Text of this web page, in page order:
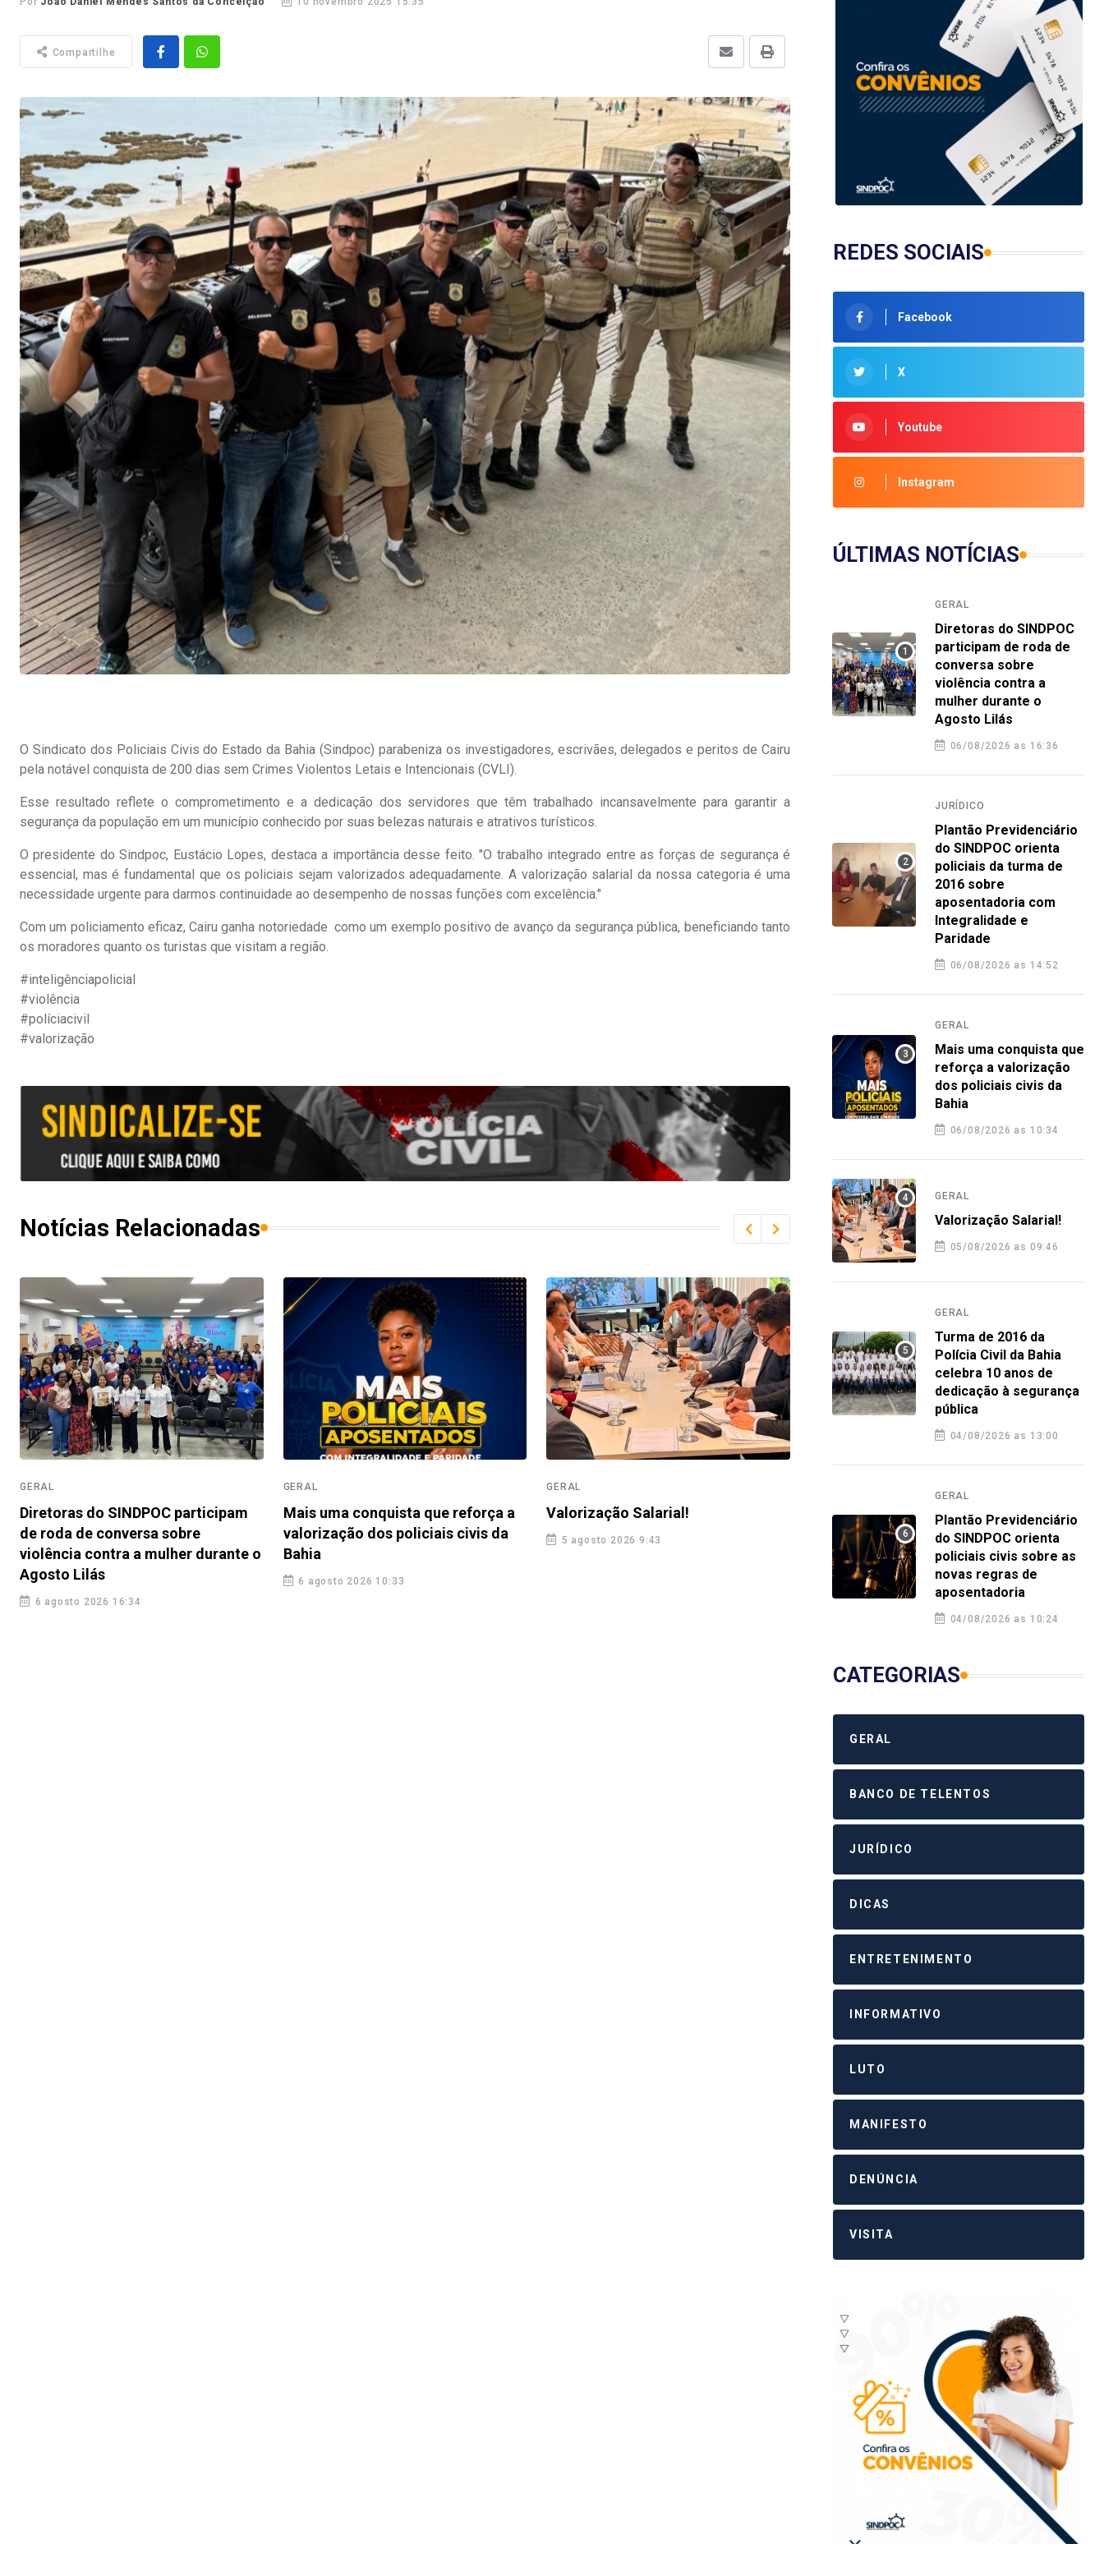
Compartilhe
O Sindicato dos Policiais Civis do Estado da Bahia (Sindpoc) parabeniza os investigadores, escrivães, delegados e peritos de Cairu
pela notável conquista de 200 dias sem Crimes Violentos Letais e Intencionais (CVLI).
Esse resultado reflete o comprometimento e a dedicação dos servidores que têm trabalhado incansavelmente para garantir a
segurança da população em um município conhecido por suas belezas naturais e atrativos turísticos.
O presidente do Sindpoc, Eustácio Lopes, destaca a importância desse feito. "O trabalho integrado entre as forças de segurança é
essencial, mas é fundamental que os policiais sejam valorizados adequadamente. A valorização salarial da nossa categoria é uma
necessidade urgente para darmos continuidade ao desempenho de nossas funções com excelência."
Com um policiamento eficaz, Cairu ganha notoriedade como um exemplo positivo de avanço da segurança pública, beneficiando tanto
os moradores quanto os turistas que visitam a região.
#inteligênciapolicial
#violência
#políciacivil
#valorização
Notícias Relacionadas
GERAL
Diretoras do SINDPOC participam
de roda de conversa sobre
violência contra a mulher durante o
Agosto Lilás
6 agosto 2026 16:34
GERAL
Mais uma conquista que reforça a
valorização dos policiais civis da
Bahia
6 agosto 2026 10:33
GERAL
Valorização Salarial!
5 agosto 2026 9:43
Turma de 2016 da Polícia Civil da
Bahia celebra 10 anos de
dedicação à segurança pública
4 agosto 2026 12:58
REDES SOCIAIS
Facebook
X
Youtube
Instagram
ÚLTIMAS NOTÍCIAS
GERAL
Diretoras do SINDPOC
participam de roda de
conversa sobre
violência contra a
mulher durante o
Agosto Lilás
06/08/2026 as 16:36
JURÍDICO
Plantão Previdenciário
do SINDPOC orienta
policiais da turma de
2016 sobre
aposentadoria com
Integralidade e
Paridade
06/08/2026 as 14:52
GERAL
Mais uma conquista que
reforça a valorização
dos policiais civis da
Bahia
06/08/2026 as 10:34
GERAL
Valorização Salarial!
05/08/2026 as 09:46
GERAL
Turma de 2016 da
Polícia Civil da Bahia
celebra 10 anos de
dedicação à segurança
pública
04/08/2026 as 13:00
GERAL
Plantão Previdenciário
do SINDPOC orienta
policiais civis sobre as
novas regras de
aposentadoria
04/08/2026 as 10:24
CATEGORIAS
GERAL
BANCO DE TELENTOS
JURÍDICO
DICAS
ENTRETENIMENTO
INFORMATIVO
LUTO
MANIFESTO
DENÚNCIA
VISITA